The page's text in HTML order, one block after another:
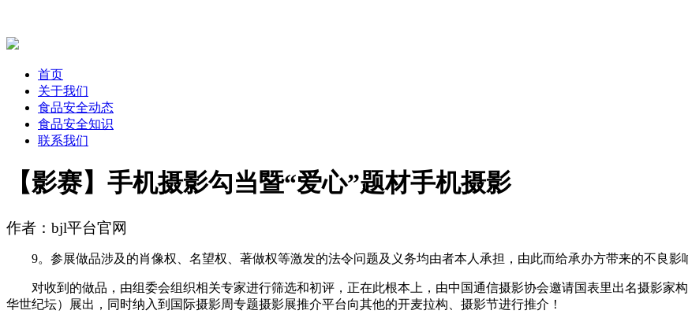
首页
关于我们
食品安全动态
食品安全知识
联系我们
【影赛】手机摄影勾当暨“爱心”题材手机摄影
作者：bjl平台官网
9。参展做品涉及的肖像权、名望权、著做权等激发的法令问题及义务均由者本人承担，由此而给承办方带来的不良影
对收到的做品，由组委会组织相关专家进行筛选和初评，正在此根本上，由中国通信摄影协会邀请国表里出名摄影家
华世纪坛）展出，同时纳入到国际摄影周专题摄影展推介平台向其他的开麦拉构、摄影节进行推介！